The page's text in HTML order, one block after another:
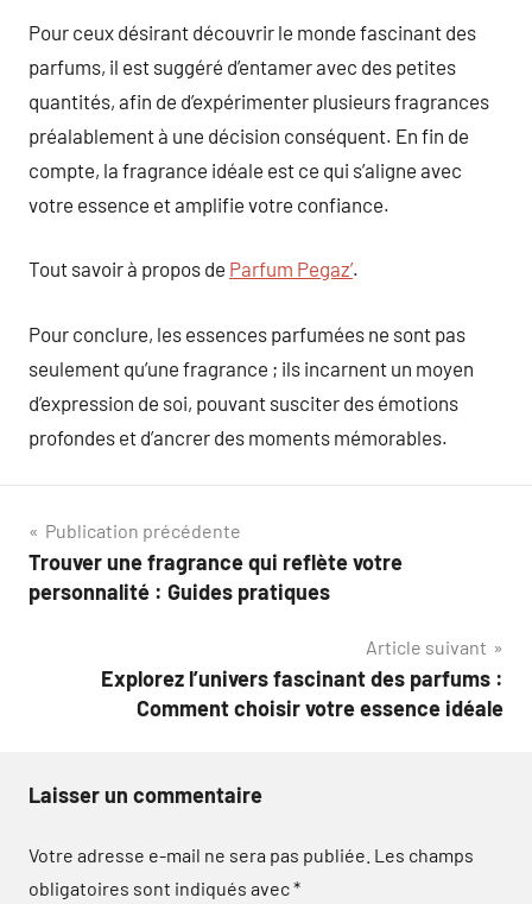
Pour ceux désirant découvrir le monde fascinant des
parfums, il est suggéré d’entamer avec des petites
quantités, afin de d’expérimenter plusieurs fragrances
préalablement à une décision conséquent. En fin de
compte, la fragrance idéale est ce qui s’aligne avec
votre essence et amplifie votre confiance.
Tout savoir à propos de Parfum Pegaz’.
Pour conclure, les essences parfumées ne sont pas
seulement qu’une fragrance ; ils incarnent un moyen
d’expression de soi, pouvant susciter des émotions
profondes et d’ancrer des moments mémorables.
Navigation
de
Publication précédente
Trouver une fragrance qui reflète votre
personnalité : Guides pratiques
Article suivant
Explorez l’univers fascinant des parfums :
Comment choisir votre essence idéale
Laisser un commentaire
Votre adresse e-mail ne sera pas publiée. Les champs
obligatoires sont indiqués avec*